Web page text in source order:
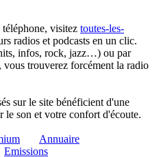
visitez toutes-les-
radios et podcasts en un clic.
infos, rock, jazz…) ou par
vous trouverez forcément la radio
sur le site bénéficient d'une
le son et votre confort d'écoute.
Annuaire
Emissions